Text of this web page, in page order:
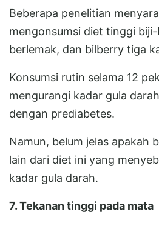
Beberapa penelitian
mengonsumsi diet tinggi
berlemak, dan bilberry tiga
Konsumsi rutin selama 12
mengurangi kadar gula
dengan prediabetes.
Namun, belum jelas apakah
lain dari diet ini yang
kadar gula darah.
7. Tekanan tinggi pada mata